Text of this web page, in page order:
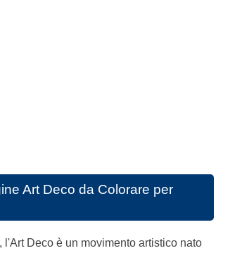
Art Deco da Colorare per
Deco è un movimento artistico nato